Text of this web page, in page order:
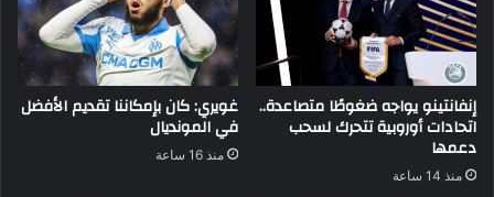
إنفانتينو يواجه ضغوطًا متصاعدة..
اتحادات أوروبية تتحرك لسحب
دعمها
منذ 14 ساعة
غويري: كان بإمكاننا تقديم الأفضل
في المونديال
منذ 16 ساعة